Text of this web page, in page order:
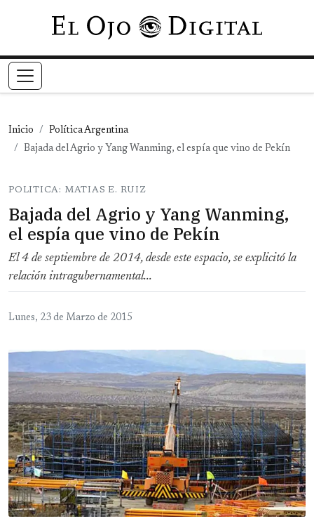
Pasar al contenido principal
Inicio
Política Argentina
Bajada del Agrio y Yang Wanming, el espía que vino de Pekín
POLITICA: MATIAS E. RUIZ
Bajada del Agrio y Yang Wanming,
el espía que vino de Pekín
El 4 de septiembre de 2014, desde este espacio, se explicitó la
relación intragubernamental...
Lunes, 23 de Marzo de 2015